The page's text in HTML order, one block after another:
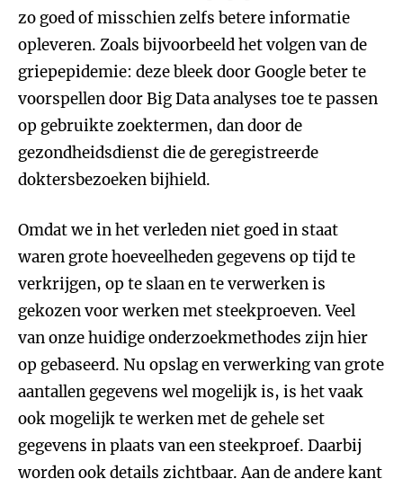
zo goed of misschien zelfs betere informatie
opleveren. Zoals bijvoorbeeld het volgen van de
griepepidemie: deze bleek door Google beter te
voorspellen door Big Data analyses toe te passen
op gebruikte zoektermen, dan door de
gezondheidsdienst die de geregistreerde
doktersbezoeken bijhield.
Omdat we in het verleden niet goed in staat
waren grote hoeveelheden gegevens op tijd te
verkrijgen, op te slaan en te verwerken is
gekozen voor werken met steekproeven. Veel
van onze huidige onderzoekmethodes zijn hier
op gebaseerd. Nu opslag en verwerking van grote
aantallen gegevens wel mogelijk is, is het vaak
ook mogelijk te werken met de gehele set
gegevens in plaats van een steekproef. Daarbij
worden ook details zichtbaar. Aan de andere kant